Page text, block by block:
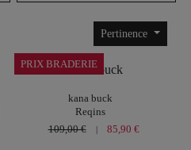
Pertinence
PRIX BRADERIE
kana buck
Reqins
109,00 €
85,90 €